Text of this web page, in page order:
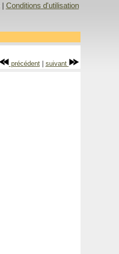
| Conditions d'utilisation
précédent| suivant